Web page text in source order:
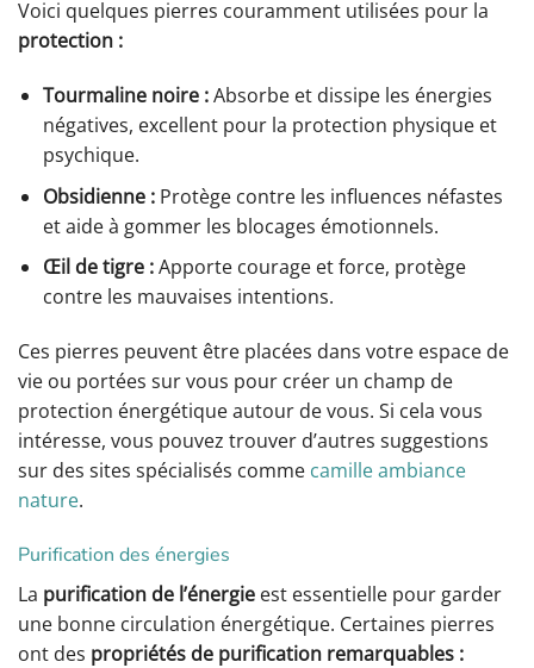
Voici quelques pierres couramment utilisées pour la
protection :
Tourmaline noire :Absorbe et dissipe les énergies
négatives, excellent pour la protection physique et
psychique.
Obsidienne :Protège contre les influences néfastes
et aide à gommer les blocages émotionnels.
Œil de tigre :Apporte courage et force, protège
contre les mauvaises intentions.
Ces pierres peuvent être placées dans votre espace de
vie ou portées sur vous pour créer un champ de
protection énergétique autour de vous. Si cela vous
intéresse, vous pouvez trouver d’autres suggestions
sur des sites spécialisés comme camille ambiance
nature.
Purification des énergies
La purification de l’énergie est essentielle pour garder
une bonne circulation énergétique. Certaines pierres
ont des propriétés de purification remarquables :